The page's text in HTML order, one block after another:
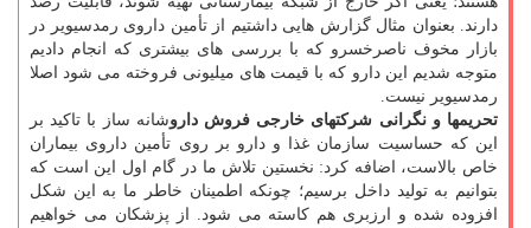
دارند. بعنوان مثال گزارش هایی داشتیم از تأمین داروی رمدسیویر در
بازار مخوف ناصرخسرو که با بررسی های بیشتری که انجام دادیم
متوجه شدیم این دارو که با قیمت های میلیونی فروخته می شود اصلا
رمدسیویر نیست.
تحریمها و نگرانی شرکتهای خارجی فروش داروشانه ساز با تاکید بر
این که حساسیت سازمان غذا و دارو بر روی تأمین داروی بیماران
خاص بالاست، اضافه کرد: نخستین تلاش ما در گام اول این است که
بتوانیم به تولید داخل برسیم؛ چونکه اطمینان خاطر ما به این شکل
افزوده شده و ارزبری هم کاسته می شود. از پزشکان می خواهیم